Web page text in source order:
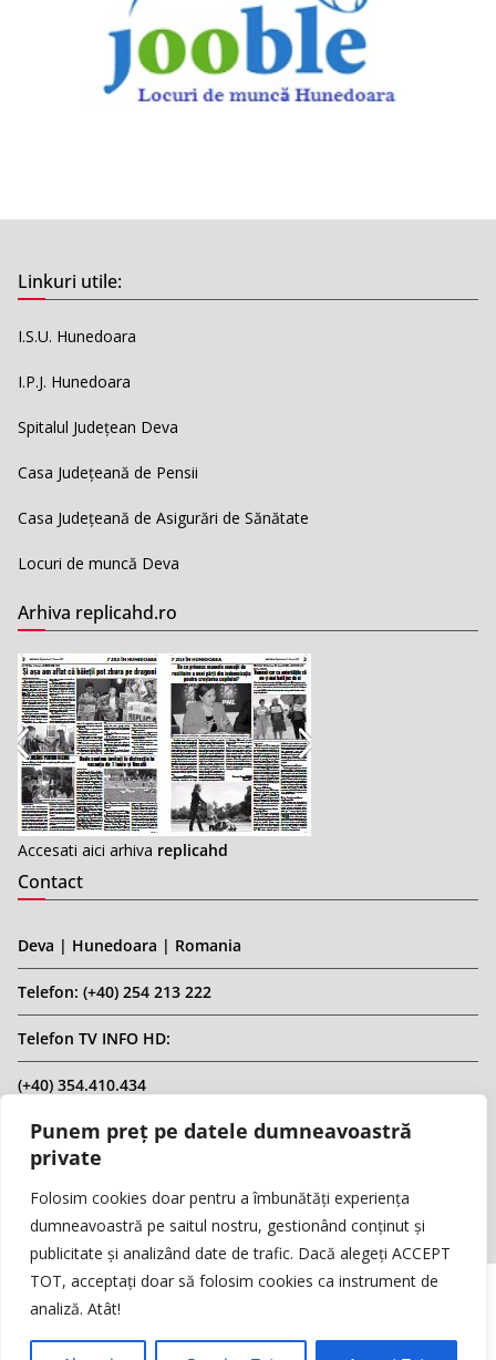
Punem preț pe datele dumneavoastră
private
Folosim cookies doar pentru a îmbunătăți experiența
dumneavoastră pe saitul nostru, gestionând conținut și
publicitate și analizând date de trafic. Dacă alegeți ACCEPT
TOT, acceptați doar să folosim cookies ca instrument de
analiză. Atât!
Linkuri utile:
I.S.U. Hunedoara
I.P.J. Hunedoara
Spitalul Județean Deva
Casa Județeană de Pensii
Casa Județeană de Asigurări de Sănătate
Locuri de muncă Deva
Arhiva replicahd.ro
Accesati aici arhiva replicahd
Contact
Deva | Hunedoara | Romania
Telefon: (+40) 254 213 222
Telefon TV INFO HD:
(+40) 354.410.434
Email: infohd20@gmail.com
Website: www.replicahd.ro